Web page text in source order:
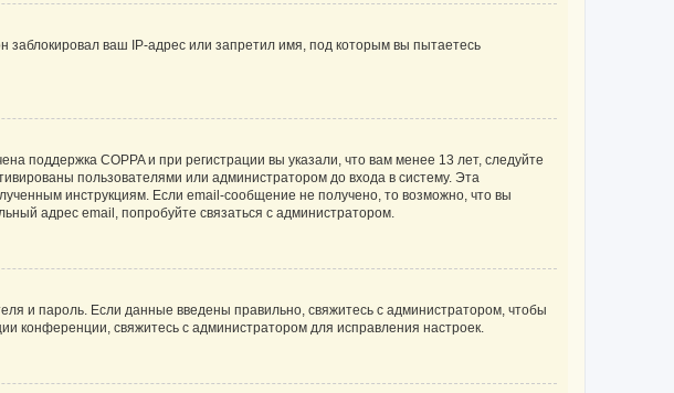
ваш IP-адрес или запретил имя, под которым вы пытаетесь
поддержка COPPA и при регистрации вы указали, что вам менее 13 лет, следуйте
пользователями или администратором до входа в систему. Эта
инструкциям. Если email-сообщение не получено, то возможно, что вы
адрес email, попробуйте связаться с администратором.
и пароль. Если данные введены правильно, свяжитесь с администратором, чтобы
конференции, свяжитесь с администратором для исправления настроек.